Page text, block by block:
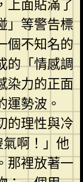
上面貼滿了
」等警告標
個不知名的
的「情感調
染力的正面
運勢波。
的理性與冷
啊！」他
那裡放著一